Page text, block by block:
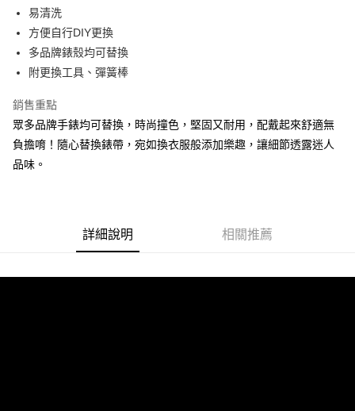
街口支付
悠遊付
Google Pay
ATM付款
運送方式
全家取貨付款
每筆NT$60，滿NT$1,000(含以上)免運費
易清洗
方便自行DIY更換
多品牌錶殼均可替換
附更換工具、彈簧棒
銷售重點
眾多品牌手錶均可替換，時尚撞色，堅固又耐用，配戴起來舒適無
負擔唷！隨心替換錶帶，宛如換衣服般添加樂趣，讓細節透露迷人
品味。
詳細說明 相關推薦